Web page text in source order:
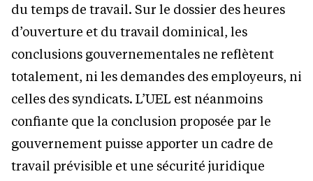
du temps de travail. Sur le dossier des heures
d’ouverture et du travail dominical, les
conclusions gouvernementales ne reflètent
totalement, ni les demandes des employeurs, ni
celles des syndicats. L’UEL est néanmoins
confiante que la conclusion proposée par le
gouvernement puisse apporter un cadre de
travail prévisible et une sécurité juridique